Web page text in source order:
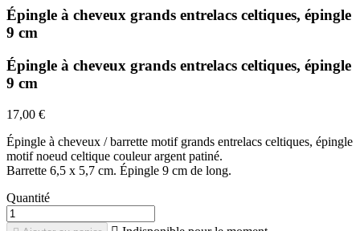
Épingle à cheveux grands entrelacs celtiques, épingle
9 cm
Épingle à cheveux grands entrelacs celtiques, épingle
9 cm
17,00 €
Épingle à cheveux / barrette motif grands entrelacs celtiques, épingle
motif noeud celtique couleur argent patiné.
Barrette 6,5 x 5,7 cm. Épingle 9 cm de long.
Quantité